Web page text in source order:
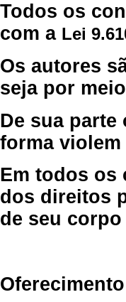
Todos os
com a Lei
Os autores
seja por
De sua
forma
Em todos os
dos direitos
de seu